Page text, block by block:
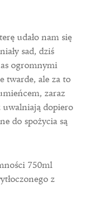
udało nam się
sad, dziś
ogromnymi
twarde, ale za to
zaraz
uwalniają dopiero
do spożycia są
750ml
z